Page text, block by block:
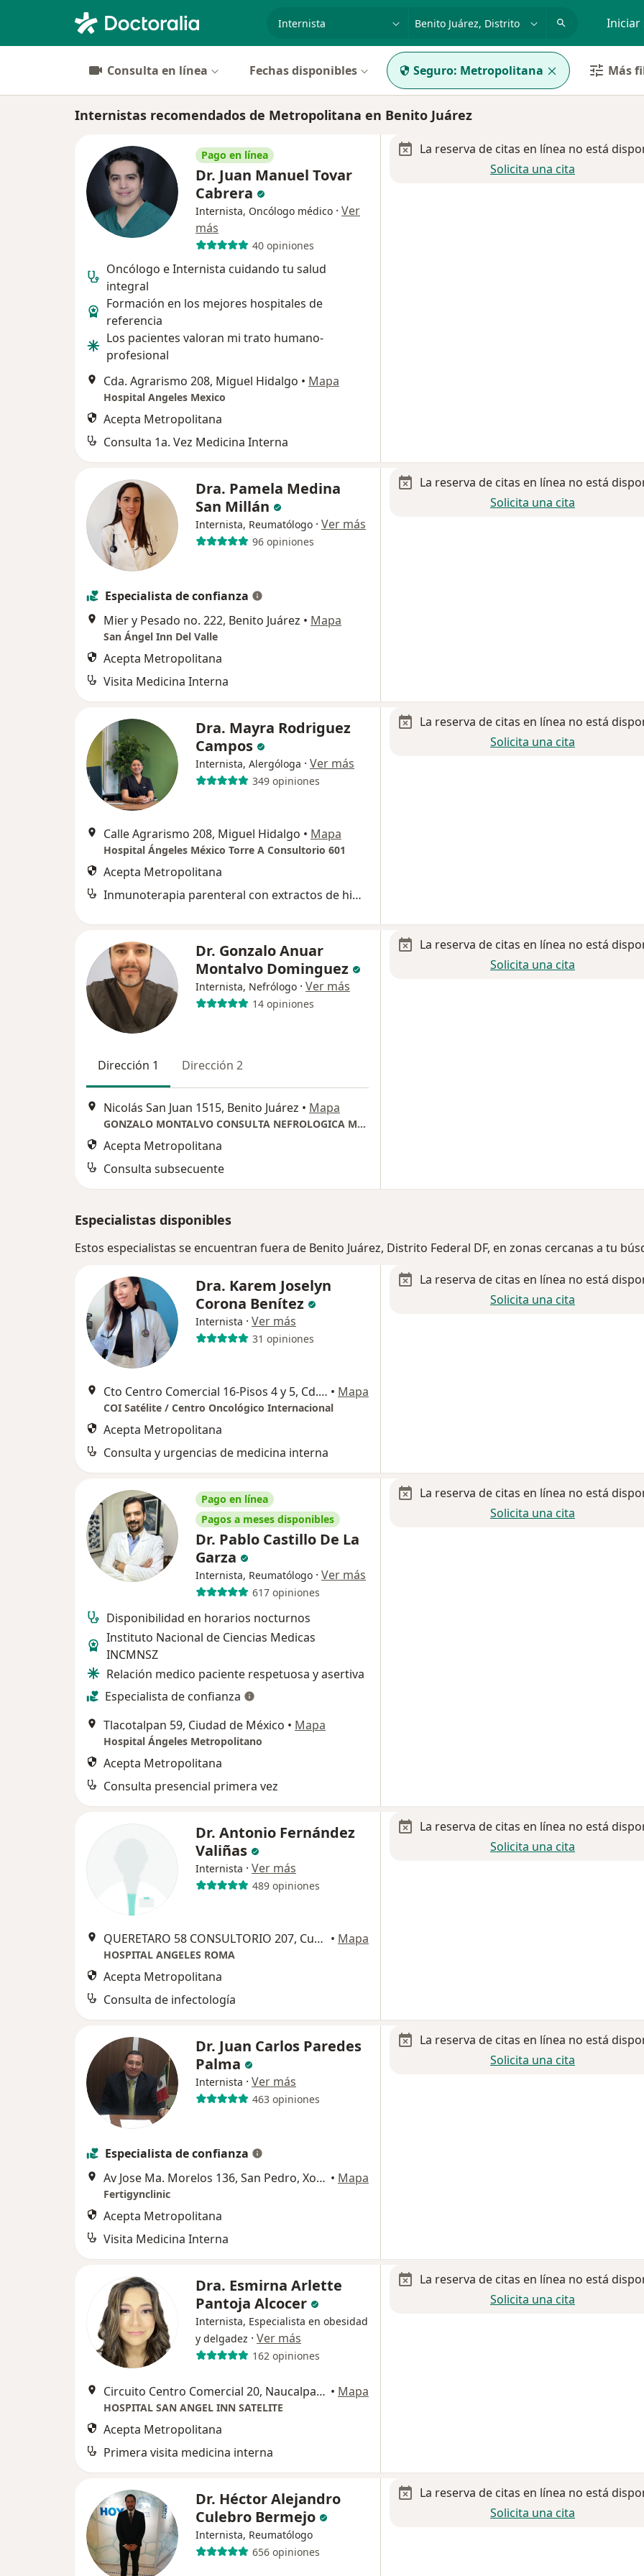
especialidad, enfermedad o nombre
p. ej. Guadalajara Iniciar
Consulta en línea Fechas disponibles Seguro: Metropolitana Más
Internistas recomendados de Metropolitana en Benito Juárez
Pago en línea
Dr. Juan Manuel Tovar
Cabrera
Internista, Oncólogo médico · Ver
más
40 opiniones
Oncólogo e Internista cuidando tu salud
integral
Formación en los mejores hospitales de
referencia
Los pacientes valoran mi trato humano-
profesional
Cda. Agrarismo 208, Miguel Hidalgo • Mapa
Hospital Angeles Mexico
Acepta Metropolitana
Consulta 1a. Vez Medicina Interna
La reserva de citas en línea no está
Solicita una cita
Dra. Pamela Medina
San Millán
Internista, Reumatólogo · Ver más
96 opiniones
Especialista de confianza
Mier y Pesado no. 222, Benito Juárez • Mapa
San Ángel Inn Del Valle
Acepta Metropolitana
Visita Medicina Interna
La reserva de citas en línea no está
Solicita una cita
Dra. Mayra Rodriguez
Campos
Internista, Alergóloga · Ver más
349 opiniones
Calle Agrarismo 208, Miguel Hidalgo • Mapa
Hospital Ángeles México Torre A Consultorio 601
Acepta Metropolitana
Inmunoterapia parenteral con extractos de himenópteros
La reserva de citas en línea no está
Solicita una cita
Dr. Gonzalo Anuar
Montalvo Dominguez
Internista, Nefrólogo · Ver más
14 opiniones
Dirección 1 Dirección 2
Nicolás San Juan 1515, Benito Juárez • Mapa
GONZALO MONTALVO CONSULTA NEFROLOGICA MDEX
Acepta Metropolitana
Consulta subsecuente
La reserva de citas en línea no está
Solicita una cita
Especialistas disponibles
Estos especialistas se encuentran fuera de Benito Juárez, Distrito Federal DF, en zonas cercanas a tu
Dra. Karem Joselyn
Corona Benítez
Internista · Ver más
31 opiniones
Cto Centro Comercial 16-Pisos 4 y 5, Cd. Satélite, 53100 Naucalpan de Juárez, Méx., Naucalpan de Juárez • Mapa
COI Satélite / Centro Oncológico Internacional
Acepta Metropolitana
Consulta y urgencias de medicina interna
La reserva de citas en línea no está
Solicita una cita
Pago en línea
Pagos a meses disponibles
Dr. Pablo Castillo De La
Garza
Internista, Reumatólogo · Ver más
617 opiniones
Disponibilidad en horarios nocturnos
Instituto Nacional de Ciencias Medicas
INCMNSZ
Relación medico paciente respetuosa y asertiva
Especialista de confianza
Tlacotalpan 59, Ciudad de México • Mapa
Hospital Ángeles Metropolitano
Acepta Metropolitana
Consulta presencial primera vez
La reserva de citas en línea no está
Solicita una cita
Dr. Antonio Fernández
Valiñas
Internista · Ver más
489 opiniones
QUERETARO 58 CONSULTORIO 207, Cuauhtémoc • Mapa
HOSPITAL ANGELES ROMA
Acepta Metropolitana
Consulta de infectología
La reserva de citas en línea no está
Solicita una cita
Dr. Juan Carlos Paredes
Palma
Internista · Ver más
463 opiniones
Especialista de confianza
Av Jose Ma. Morelos 136, San Pedro, Xochimilco, 16090 Ciudad de México, CDMX, Ciudad de México • Mapa
Fertigynclinic
Acepta Metropolitana
Visita Medicina Interna
La reserva de citas en línea no está
Solicita una cita
Dra. Esmirna Arlette
Pantoja Alcocer
Internista, Especialista en obesidad
y delgadez · Ver más
162 opiniones
Circuito Centro Comercial 20, Naucalpan de Juárez • Mapa
HOSPITAL SAN ANGEL INN SATELITE
Acepta Metropolitana
Primera visita medicina interna
La reserva de citas en línea no está
Solicita una cita
Dr. Héctor Alejandro
Culebro Bermejo
Internista, Reumatólogo
656 opiniones
La reserva de citas en línea no está
Solicita una cita